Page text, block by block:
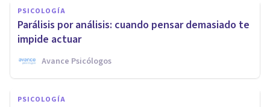
PSICOLOGÍA
Parálisis por análisis: cuando pensar demasiado te
impide actuar
Avance Psicólogos
PSICOLOGÍA